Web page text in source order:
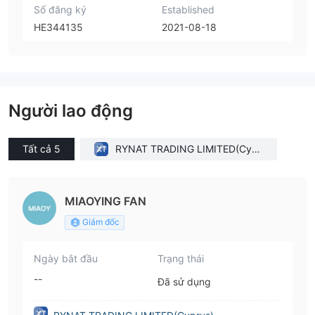
Số đăng ký
HE344135
Established
2021-08-18
Người lao động
Tất cả 5
RYNAT TRADING LIMITED(Cypr
MIAOYING FAN
Giám đốc
Ngày bắt đầu
--
Trạng thái
Đã sử dụng